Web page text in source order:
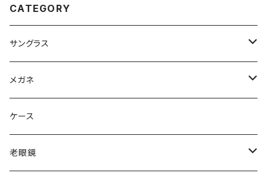
CATEGORY
サングラス
Ray-Ban レイバン
gucci グッチ
VivienneWestwood ヴィヴィアン
メガネ
Ray-Ban レイバン
gucci グッチ
ケース
老眼鏡